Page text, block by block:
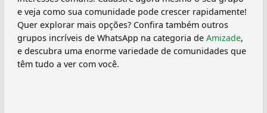
e veja como sua comunidade pode crescer rapidamente!
Quer explorar mais opções? Confira também outros
grupos incríveis de WhatsApp na categoria de Amizade,
e descubra uma enorme variedade de comunidades que
têm tudo a ver com você.